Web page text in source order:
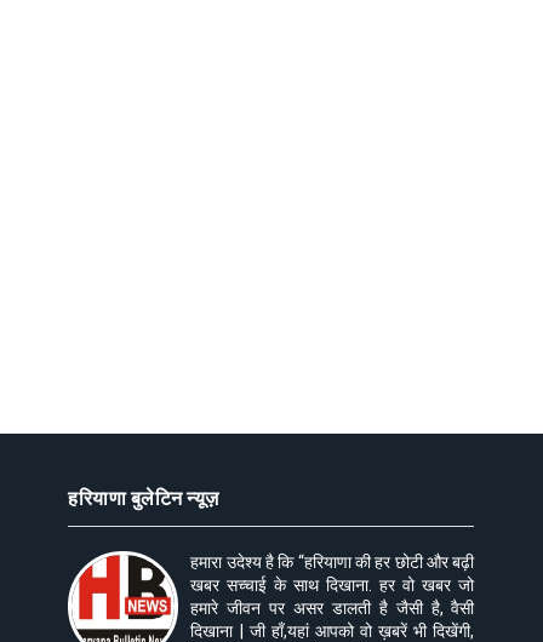
हरियाणा बुलेटिन न्यूज़
हमारा उदेश्य है कि “हरियाणा की हर छोटी और बढ़ी
खबर सच्चाई के साथ दिखाना. हर वो खबर जो
हमारे जीवन पर असर डालती है जैसी है, वैसी
दिखाना | जी हाँ,यहां आपको वो ख़बरें भी दिखेंगी,